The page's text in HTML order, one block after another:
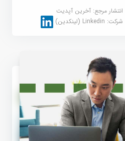
انتشار مرجع:آخرین آپدیت
شرکت:Linkedin (لینکدین)